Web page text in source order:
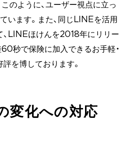
のように、ユーザー視点に立っ
います。また、同じLINEを活用
、LINEほけんを2018年にリリー
秒で保険に加入できるお手軽・
を博しております。
変化への対応